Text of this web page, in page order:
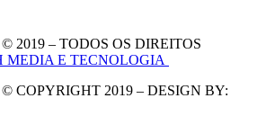
2019 – TODOS OS DIREITOS
MEDIA E TECNOLOGIA
COPYRIGHT 2019 – DESIGN BY: